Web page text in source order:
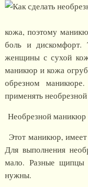
кожа, поэтому
боль и
женщины с сухой
маникюр и кожа
обрезном
применять
Необрезной маникюр
Этот маникюр,
Для выполнения
мало. Разные
нужны.